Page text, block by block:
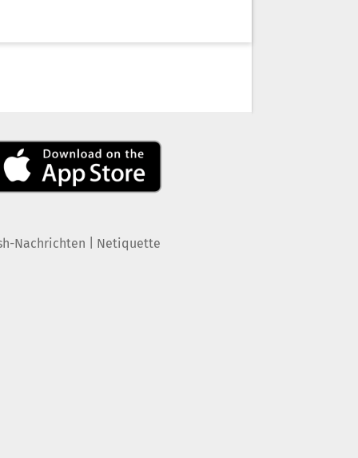
Nachrichten Netiquette